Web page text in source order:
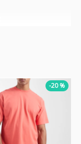
-20 %